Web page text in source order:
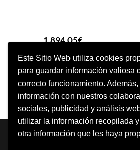
Este Sitio Web utiliza cookies
para guardar información valiosa
correcto funcionamiento.
información con nuestros
sociales, publicidad y análisis
utilizar la información recopilada
otra información que les haya
1.894,05€
AÑADIR AL CARRITO
Neve | Funciona gracias a